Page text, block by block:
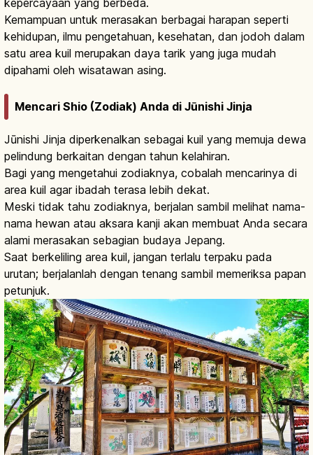
Kemampuan untuk merasakan berbagai harapan seperti
kehidupan, ilmu pengetahuan, kesehatan, dan jodoh dalam
satu area kuil merupakan daya tarik yang juga mudah
dipahami oleh wisatawan asing.
Mencari Shio (Zodiak) Anda di Jūnishi Jinja
Jūnishi Jinja diperkenalkan sebagai kuil yang memuja dewa
pelindung berkaitan dengan tahun kelahiran.
Bagi yang mengetahui zodiaknya, cobalah mencarinya di
area kuil agar ibadah terasa lebih dekat.
Meski tidak tahu zodiaknya, berjalan sambil melihat nama-
nama hewan atau aksara kanji akan membuat Anda secara
alami merasakan sebagian budaya Jepang.
Saat berkeliling area kuil, jangan terlalu terpaku pada
urutan; berjalanlah dengan tenang sambil memeriksa papan
petunjuk.